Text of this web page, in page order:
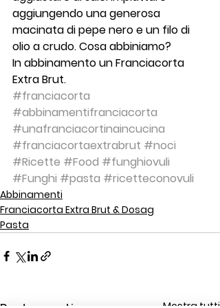
aggiungendo una generosa
macinata di pepe nero e un filo di
olio a crudo. Cosa abbiniamo?
In abbinamento un Franciacorta
Extra Brut.
#franciacorta
#abbinamentifranciacorta
#unafranciacortinaincucina
#franciacortaextrabrut #noci
#Ricette #Food #funghiovuli
#Funghi #pasta #ricetteconovuli
Abbinamenti
Franciacorta Extra Brut & Dosag
Pasta